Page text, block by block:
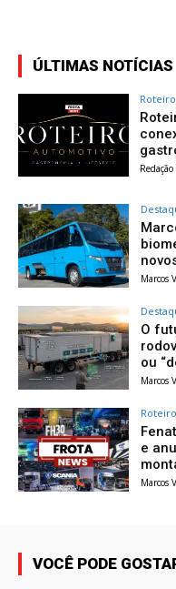
ÚLTIMAS NOTÍCIAS
Marcos
O
ou
Marcos
e
Marcos
VOCÊ PODE